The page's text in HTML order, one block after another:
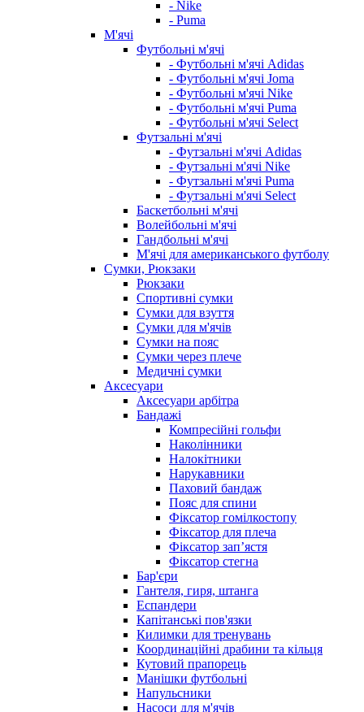
- Nike
- Puma
М'ячі
Футбольні м'ячі
- Футбольні м'ячі Adidas
- Футбольні м'ячі Joma
- Футбольні м'ячі Nike
- Футбольні м'ячі Puma
- Футбольні м'ячі Select
Футзальні м'ячі
- Футзальні м'ячі Adidas
- Футзальні м'ячі Nike
- Футзальні м'ячі Puma
- Футзальні м'ячі Select
Баскетбольні м'ячі
Волейбольні м'ячі
Гандбольні м'ячі
М'ячі для американського футболу
Сумки, Рюкзаки
Рюкзаки
Спортивні сумки
Сумки для взуття
Сумки для м'ячів
Сумки на пояс
Сумки через плече
Медичні сумки
Аксесуари
Аксесуари арбітра
Бандажі
Компресійні гольфи
Наколінники
Налокітники
Нарукавники
Паховий бандаж
Пояс для спини
Фіксатор гомілкостопу
Фіксатор для плеча
Фіксатор запʼястя
Фіксатор стегна
Бар'єри
Гантеля, гиря, штанга
Еспандери
Капітанські пов'язки
Килимки для тренувань
Координаційні драбини та кільця
Кутовий прапорець
Манішки футбольні
Напульсники
Насоси для м'ячів